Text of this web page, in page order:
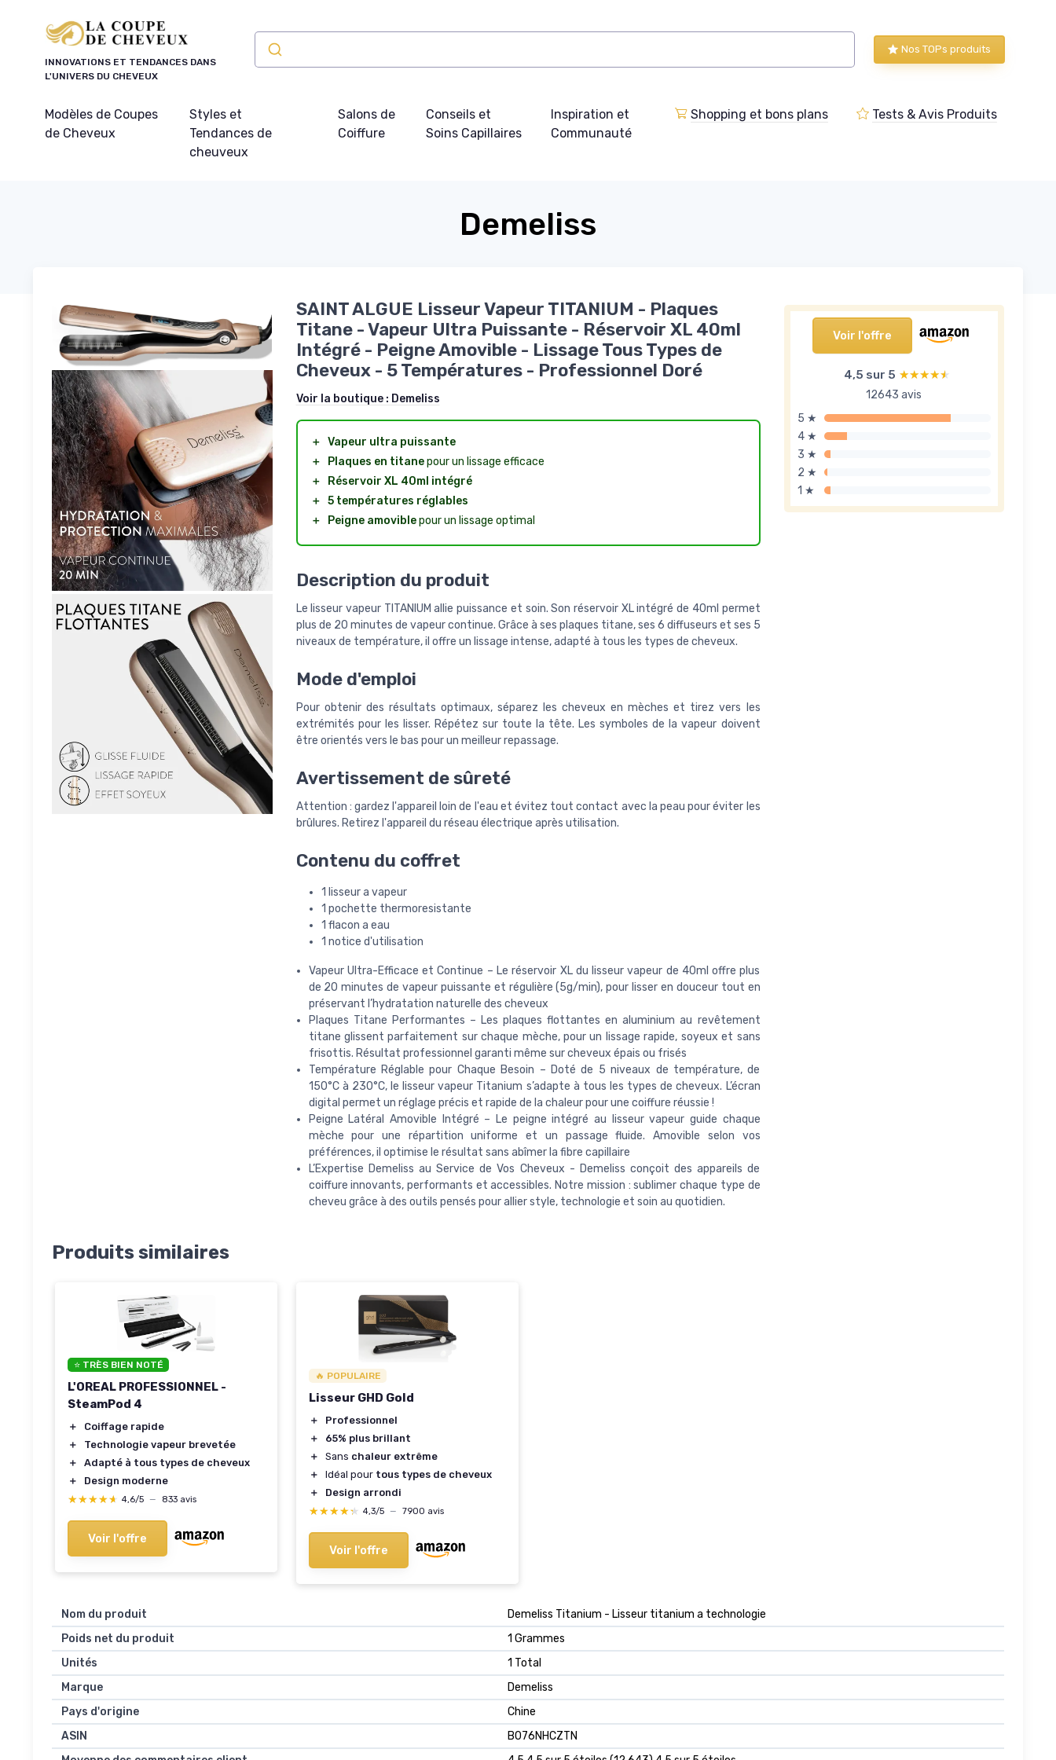
INNOVATIONS ET TENDANCES DANS
L'UNIVERS DU CHEVEUX
Nos TOPs produits
Modèles de Coupes
de Cheveux
Styles et
Tendances de
cheuveux
Salons de
Coiffure
Conseils et
Soins Capillaires
Inspiration et
Communauté
Shopping et bons plans Tests & Avis Produits
Demeliss
Voir l'offre
4,5 sur 5 ★★★★★
★★★★★
12643 avis
5 ★
4 ★
3 ★
2 ★
1 ★
SAINT ALGUE Lisseur Vapeur TITANIUM - Plaques
Titane - Vapeur Ultra Puissante - Réservoir XL 40ml
Intégré - Peigne Amovible - Lissage Tous Types de
Cheveux - 5 Températures - Professionnel Doré
Voir la boutique : Demeliss
＋ Vapeur ultra puissante
＋
Plaques en titanepour un lissage efficace
＋
Réservoir XL 40ml intégré
＋ 5 températures réglables
＋
Peigne amoviblepour un lissage optimal
Description du produit
Le lisseur vapeur TITANIUM allie puissance et soin. Son réservoir XL intégré de 40ml permet
plus de 20 minutes de vapeur continue. Grâce à ses plaques titane, ses 6 diffuseurs et ses 5
niveaux de température, il offre un lissage intense, adapté à tous les types de cheveux.
Mode d'emploi
Pour obtenir des résultats optimaux, séparez les cheveux en mèches et tirez vers les
extrémités pour les lisser. Répétez sur toute la tête. Les symboles de la vapeur doivent
être orientés vers le bas pour un meilleur repassage.
Avertissement de sûreté
Attention : gardez l'appareil loin de l'eau et évitez tout contact avec la peau pour éviter les
brûlures. Retirez l'appareil du réseau électrique après utilisation.
Contenu du coffret
1 lisseur a vapeur
1 pochette thermoresistante
1 flacon a eau
1 notice d'utilisation
Vapeur Ultra-Efficace et Continue – Le réservoir XL du lisseur vapeur de 40ml offre plus
de 20 minutes de vapeur puissante et régulière (5g/min), pour lisser en douceur tout en
préservant l’hydratation naturelle des cheveux
Plaques Titane Performantes – Les plaques flottantes en aluminium au revêtement
titane glissent parfaitement sur chaque mèche, pour un lissage rapide, soyeux et sans
frisottis. Résultat professionnel garanti même sur cheveux épais ou frisés
Température Réglable pour Chaque Besoin – Doté de 5 niveaux de température, de
150°C à 230°C, le lisseur vapeur Titanium s’adapte à tous les types de cheveux. L’écran
digital permet un réglage précis et rapide de la chaleur pour une coiffure réussie !
Peigne Latéral Amovible Intégré – Le peigne intégré au lisseur vapeur guide chaque
mèche pour une répartition uniforme et un passage fluide. Amovible selon vos
préférences, il optimise le résultat sans abîmer la fibre capillaire
L’Expertise Demeliss au Service de Vos Cheveux - Demeliss conçoit des appareils de
coiffure innovants, performants et accessibles. Notre mission : sublimer chaque type de
cheveu grâce à des outils pensés pour allier style, technologie et soin au quotidien.
Produits similaires
⭐ TRÈS BIEN NOTÉ
L'OREAL PROFESSIONNEL -
SteamPod 4
＋
Coiffage rapide
＋
Technologie vapeur brevetée
＋
Adapté à tous types de cheveux
＋
Design moderne
★★★★★
★★★★★ 4,6/5 — 833 avis
Voir l'offre
🔥 POPULAIRE
Lisseur GHD Gold
＋
Professionnel
＋
65% plus brillant
＋
Sans chaleur extrême
＋
Idéal pour tous types de cheveux
＋
Design arrondi
★★★★★
★★★★★ 4,3/5 — 7900 avis
Voir l'offre
Nom du produit
‎Demeliss Titanium - Lisseur titanium a technologie
Poids net du produit
‎1 Grammes
Unités
‎1 Total
Marque
‎Demeliss
Pays d'origine
‎Chine
ASIN
B076NHCZTN